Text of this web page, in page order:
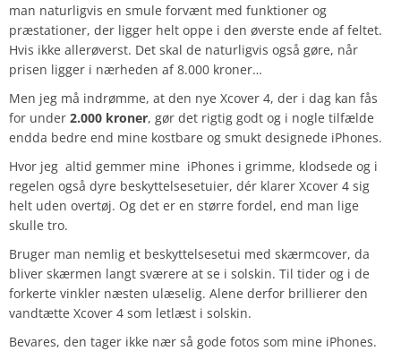
man naturligvis en smule forvænt med funktioner og
præstationer, der ligger helt oppe i den øverste ende af feltet.
Hvis ikke allerøverst. Det skal de naturligvis også gøre, når
prisen ligger i nærheden af 8.000 kroner…
Men jeg må indrømme, at den nye Xcover 4, der i dag kan fås
for under 2.000 kroner, gør det rigtig godt og i nogle tilfælde
endda bedre end mine kostbare og smukt designede iPhones.
Hvor jeg altid gemmer mine iPhones i grimme, klodsede og i
regelen også dyre beskyttelsesetuier, dér klarer Xcover 4 sig
helt uden overtøj. Og det er en større fordel, end man lige
skulle tro.
Bruger man nemlig et beskyttelsesetui med skærmcover, da
bliver skærmen langt sværere at se i solskin. Til tider og i de
forkerte vinkler næsten ulæselig. Alene derfor brillierer den
vandtætte Xcover 4 som letlæst i solskin.
Bevares, den tager ikke nær så gode fotos som mine iPhones.